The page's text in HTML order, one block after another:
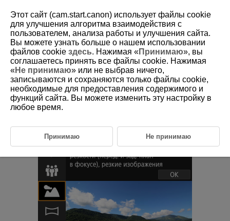
D180-032
Режим «Пейзаж»
Используйте режим [ ] (Пейзаж) для съемки просторных пейзажей
для обеспечения фокусировки как на близкие, так и на удаленные
объекты. Обеспечивает яркие синие и зеленые цвета, а также
резкие и четкие изображения.
Этот сайт (cam.start.canon) использует файлы cookie
для улучшения алгоритма взаимодействия с
пользователем, анализа работы и улучшения сайта.
Вы можете узнать больше о нашем использовании
файлов cookie здесь. Нажимая «Принимаю», вы
соглашаетесь принять все файлы cookie. Нажимая
«Не принимаю» или не выбрав ничего,
записываются и сохраняются только файлы cookie,
необходимые для предоставления содержимого и
функций сайта. Вы можете изменить эту настройку в
любое время.
Принимаю Не принимаю